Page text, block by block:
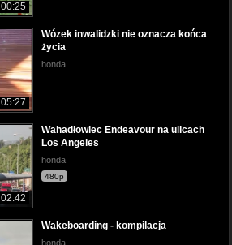
00:25
05:27
Wózek inwalidzki nie oznacza końca
życia
honda
02:42
Wahadłowiec Endeavour na ulicach
Los Angeles
honda
480p
Wakeboarding - kompilacja
honda